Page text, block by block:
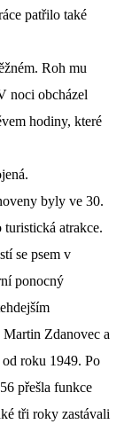
patřilo také
Roh mu
noci obcházel
hodiny, které
byly ve 30.
atrakce.
se psem v
ponocný
Zdanovec a
roku 1949. Po
přešla funkce
tři roky zastávali